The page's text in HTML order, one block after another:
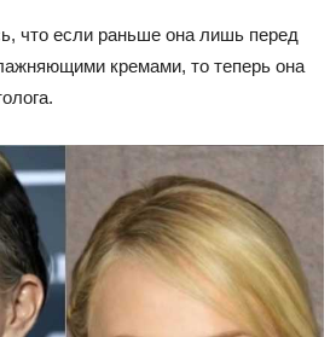
что если раньше она лишь перед
кремами, то теперь она